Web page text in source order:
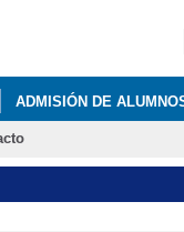
ADMISIÓN DE
CONCURSO VALLE